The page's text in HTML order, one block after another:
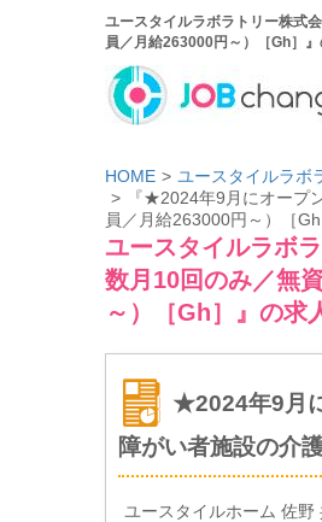
ユースタイルラボラトリー株式
員／月給263000円～）［Gh］
HOME ユースタイルラボ
『★2024年9月にオープ
員／月給263000円～）［
ユースタイルラボ
数月10回のみ／無
～）［Gh］』の求
★2024年9月
障がい者施設の介
ユースタイルホーム 佐野